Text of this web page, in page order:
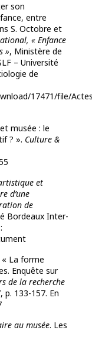
son
entre
S. Octobre et
« Enfance
», Ministère de
– Université
de
17471/file/
musée : le
? ». Culture &
et
d’une
de
Bordeaux Inter-
« La forme
Enquête sur
de la recherche
p. 133-157. En
au musée. Les